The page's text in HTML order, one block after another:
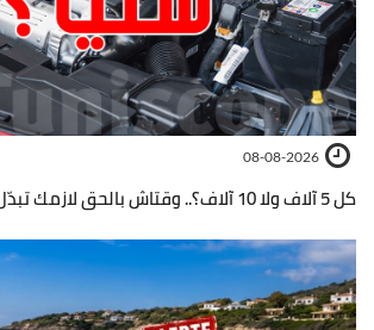
08-08-2026
كل 5 آلاف ولا 10 آلاف؟.. وقتاش بالحق لازمك تبدّل زيت كرهبتك؟